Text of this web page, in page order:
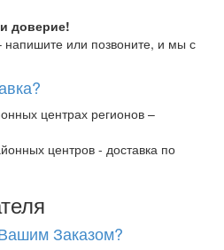
доверие!
напишите или позвоните, и мы с
центрах регионов –
центров - доставка по
Заказом?